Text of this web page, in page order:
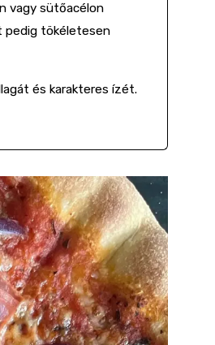
vagy sütőacélon
pedig tökéletesen
és karakteres ízét.